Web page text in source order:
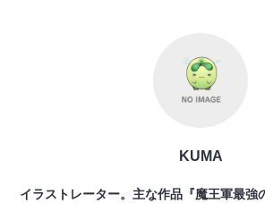
KUMA
イラストレーター。主な作品『魔王軍最強